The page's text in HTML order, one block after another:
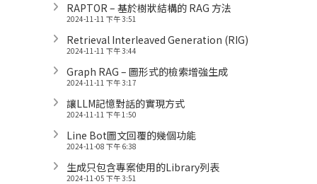
RAPTOR – 基於樹狀結構的 RAG 方法
2024-11-11 下午 3:51
Retrieval Interleaved Generation (RIG)
2024-11-11 下午 3:44
Graph RAG – 圖形式的檢索增強生成
2024-11-11 下午 3:17
讓LLM記憶對話的實現方式
2024-11-11 下午 1:50
Line Bot圖文回覆的幾個功能
2024-11-08 下午 6:38
生成只包含專案使用的Library列表
2024-11-05 下午 3:51